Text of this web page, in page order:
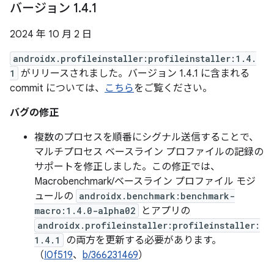
バージョン 1.4.1
2024 年 10 月 2 日
androidx.profileinstaller:profileinstaller:1.4.
1
がリリースされました。バージョン 1.4.1 に含まれる
commit については、 こちらをご覧ください。
バグの修正
複数のプロセスを順番にシグナル送信することで、
マルチプロセス ベースライン プロファイルの記録の
サポートを修正しました。この修正では、
Macrobenchmark/ベースライン プロファイル モジ
ュールの androidx.benchmark:benchmark-
macro:1.4.0-alpha02
とアプリの
androidx.profileinstaller:profileinstaller:
1.4.1
の両方を更新する必要があります。
（I0f519、 b/366231469）